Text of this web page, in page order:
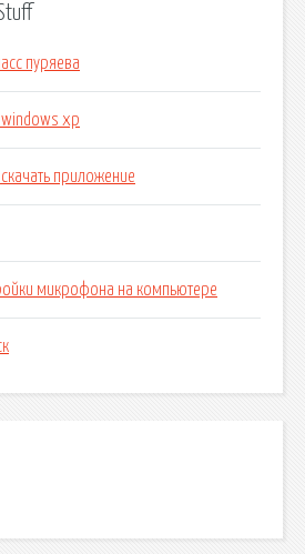
пуряева
xp
приложение
микрофона на компьютере